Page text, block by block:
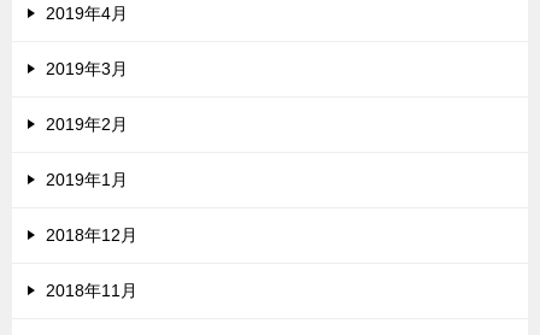
2019年4月
2019年3月
2019年2月
2019年1月
2018年12月
2018年11月